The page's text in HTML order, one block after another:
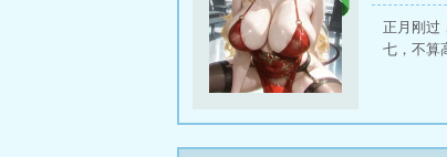
正月刚过
七，不算